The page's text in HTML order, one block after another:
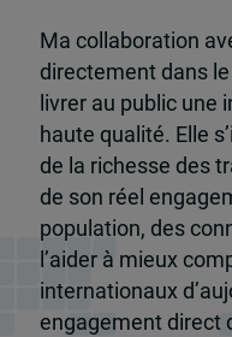
Ma collaboration
directement dans le
livrer au public une
haute qualité. Elle
de la richesse des
de son réel
population, des
l’aider à mieux
internationaux
engagement direct